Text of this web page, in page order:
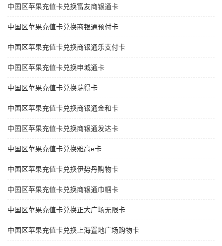
中国区苹果充值卡兑换富友商银通卡
中国区苹果充值卡兑换商银通预付卡
中国区苹果充值卡兑换商银通乐支付卡
中国区苹果充值卡兑换申城通卡
中国区苹果充值卡兑换瑞得卡
中国区苹果充值卡兑换商银通金和卡
中国区苹果充值卡兑换商银通发达卡
中国区苹果充值卡兑换雅高e卡
中国区苹果充值卡兑换伊势丹购物卡
中国区苹果充值卡兑换商银通巾帼卡
中国区苹果充值卡兑换正大广场无限卡
中国区苹果充值卡兑换上海置地广场购物卡